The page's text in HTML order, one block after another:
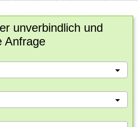
unverbindlich und
Anfrage